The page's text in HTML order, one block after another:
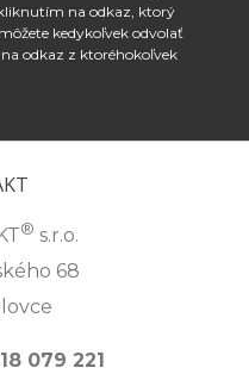
na odkaz, ktorý
kedykoľvek odvolať
odkaz z ktoréhokoľvek
® s.r.o.
68
079 221